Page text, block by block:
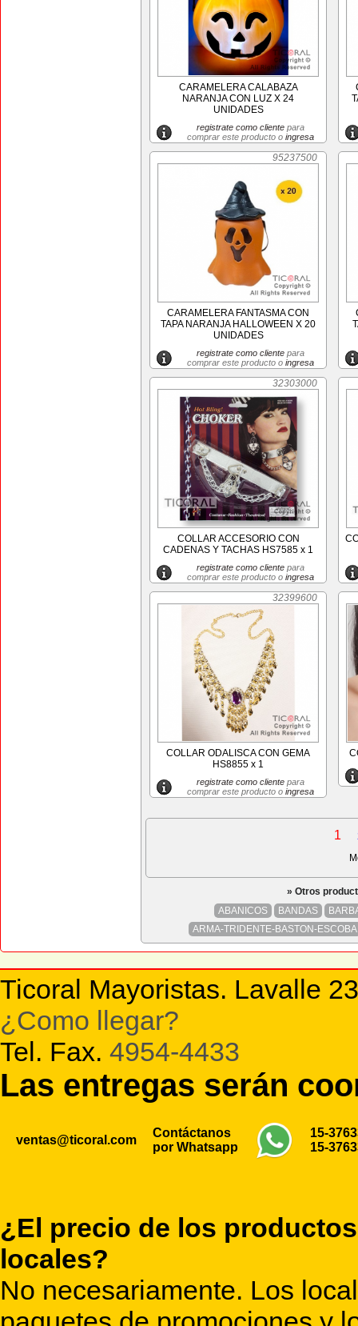
CARAMELERA CALABAZA
NARANJA CON LUZ X 24
UNIDADES
registrate como clientepara
comprar este producto o ingresa
95237500
CARAMELERA FANTASMA CON
TAPA NARANJA HALLOWEEN X 20
UNIDADES
registrate como clientepara
comprar este producto o ingresa
32303000
COLLAR ACCESORIO CON
CADENAS Y TACHAS HS7585 x 1
registrate como clientepara
comprar este producto o ingresa
32399600
COLLAR ODALISCA CON GEMA
HS8855 x 1
registrate como clientepara
comprar este producto o ingresa
1
» Otros
ABANICOS
BANDAS
ARMA-TRIDENTE-BASTON-ESCOBA
Ticoral Mayoristas. Lavalle
¿Como llegar?
Tel. Fax. 4954-4433
Las entregas serán
ventas@ticoral.com
Contáctanos
por Whatsapp
15-
15-
¿El precio de los
locales?
No necesariamente. Los